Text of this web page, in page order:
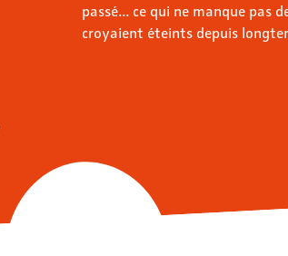
passé... ce qui ne manque pas
croyaient éteints depuis